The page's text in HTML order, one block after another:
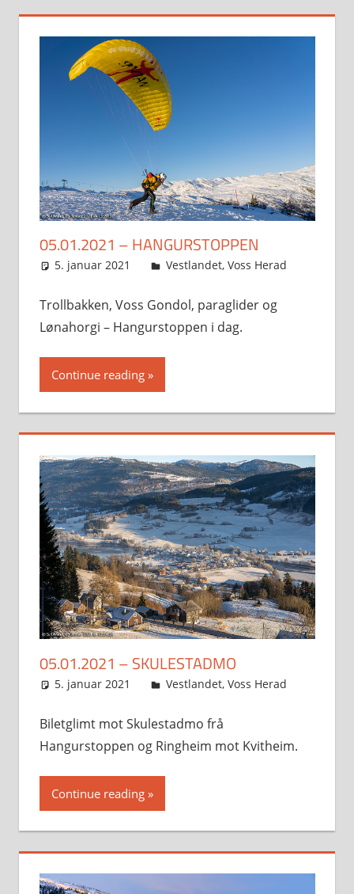
05.01.2021 – HANGURSTOPPEN
5. januar 2021 Svein
Vestlandet, Voss Herad
Trollbakken, Voss Gondol, paraglider og
Lønahorgi – Hangurstoppen i dag.
Continue reading
05.01.2021 – SKULESTADMO
5. januar 2021 Svein
Vestlandet, Voss Herad
Biletglimt mot Skulestadmo frå
Hangurstoppen og Ringheim mot Kvitheim.
Continue reading